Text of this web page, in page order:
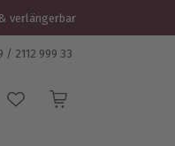
verlängerbar
/ 2112 999 33